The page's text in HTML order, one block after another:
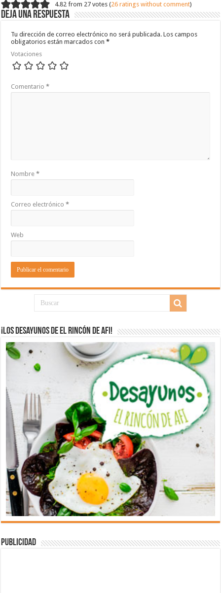
4.82 from 27 votes (26 ratings without comment)
Deja una respuesta
Tu dirección de correo electrónico no será publicada. Los campos
obligatorios están marcados con*
Votaciones
Comentario*
Nombre*
Correo electrónico*
Web
¡Los desayunos de El Rincón de Afi!
Publicidad